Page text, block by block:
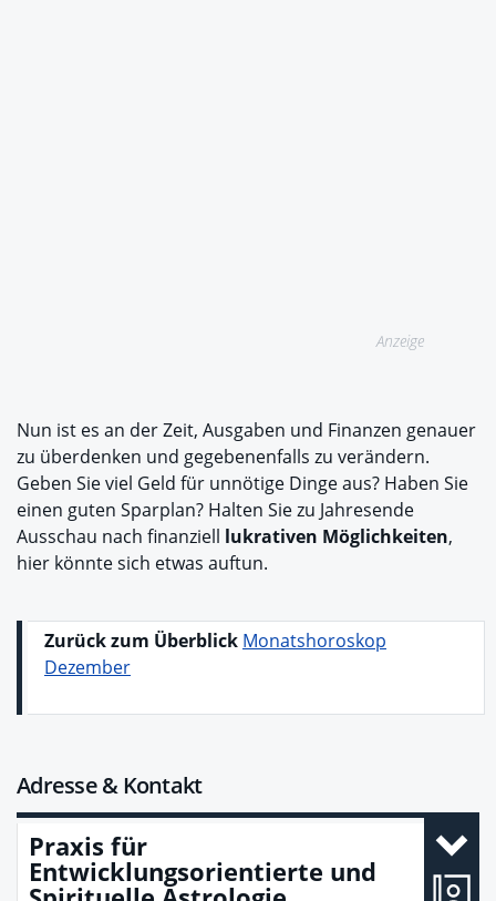
Anzeige
Nun ist es an der Zeit, Ausgaben und Finanzen genauer
zu überdenken und gegebenenfalls zu verändern.
Geben Sie viel Geld für unnötige Dinge aus? Haben Sie
einen guten Sparplan? Halten Sie zu Jahresende
Ausschau nach finanziell lukrativen Möglichkeiten,
hier könnte sich etwas auftun.
Zurück zum Überblick Monatshoroskop
Dezember
Adresse & Kontakt
Praxis für
Entwicklungsorientierte und